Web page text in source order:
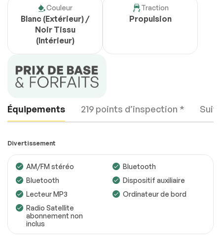
Couleur
Blanc (Extérieur) /
Noir Tissu
(Intérieur)
Traction
Propulsion
Équipements 219 points d’inspection *
Transmission
Système électrique
Divertissement
AM/FM stéréo
Bluetooth
Bluetooth
Dispositif auxiliaire
Lecteur MP3
Ordinateur de bord
Radio Satellite
abonnement non
inclus